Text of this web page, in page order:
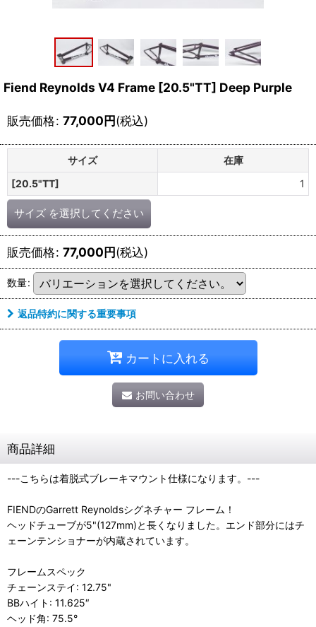
Fiend Reynolds V4 Frame [20.5"TT] Deep Purple
販売価格: 77,000円(税込)
サイズ
在庫
[20.5"TT]
1
サイズ を選択してください
販売価格: 77,000円(税込)
数量:
返品特約に関する重要事項
カートに入れる
お問い合わせ
商品詳細
---こちらは着脱式ブレーキマウント仕様になります。---
FIENDのGarrett Reynoldsシグネチャー フレーム！
ヘッドチューブが5"(127mm)と長くなりました。エンド部分にはチ
ェーンテンショナーが内蔵されています。
フレームスペック
チェーンステイ: 12.75"
BBハイト: 11.625″
ヘッド角: 75.5°